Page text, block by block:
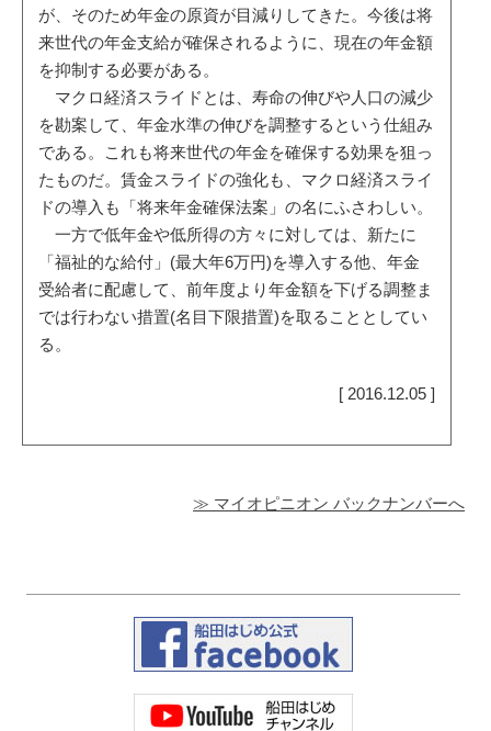
が、そのため年金の原資が目減りしてきた。今後は将
来世代の年金支給が確保されるように、現在の年金額
を抑制する必要がある。
マクロ経済スライドとは、寿命の伸びや人口の減少
を勘案して、年金水準の伸びを調整するという仕組み
である。これも将来世代の年金を確保する効果を狙っ
たものだ。賃金スライドの強化も、マクロ経済スライ
ドの導入も「将来年金確保法案」の名にふさわしい。
一方で低年金や低所得の方々に対しては、新たに
「福祉的な給付」(最大年6万円)を導入する他、年金
受給者に配慮して、前年度より年金額を下げる調整ま
では行わない措置(名目下限措置)を取ることとしてい
る。
[ 2016.12.05 ]
≫ マイオピニオン バックナンバーへ